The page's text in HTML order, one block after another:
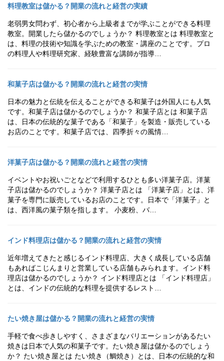
料理教室は儲かる？開業の流れと経営の実績
老弱男女問わず、初心者から上級者までが学ぶことができる料理
教室。開業したら儲かるのでしょうか？ 料理教室とは 料理教室と
は、料理の技術や知識を学ぶための教室・講座のことです。プロ
の料理人や料理研究家、経験豊富な講師が指導…
和菓子店は儲かる？開業の流れと経営の実情
日本の魅力と伝統を伝えることができる和菓子は外国人にも人気
です。和菓子店は儲かるのでしょうか？ 和菓子店とは 和菓子店
は、日本の伝統的な菓子である「和菓子」を製造・販売している
お店のことです。和菓子店では、四季折々の風情…
洋菓子店は儲かる？開業の流れと経営の実情
イベントやお祝いごとなどで利用するひとも多い洋菓子店。洋菓
子店は儲かるのでしょうか？ 洋菓子店とは 「洋菓子店」とは、洋
菓子を専門に販売しているお店のことです。日本で「洋菓子」と
は、西洋風の菓子類を指します。 小麦粉、バ…
インド料理店は儲かる？開業の流れと経営の実情
近年増えてきたと感じるインド料理店、大きく成長している店舗
もあればこじんまりと営業している店舗もみられます。インド料
理店は儲かるのでしょうか？ インド料理店とは 「インド料理店」
とは、インドの伝統的な料理を提供するレスト…
たい焼き屋は儲かる？開業の流れと経営の実情
手軽で食べ歩きしやすく、さまざまなバリエーションがあるたい
焼きは日本で人気の和菓子です。たい焼き屋は儲かるのでしょう
か？ たい焼き屋とは たい焼き（鯛焼き）とは、日本の伝統的な和